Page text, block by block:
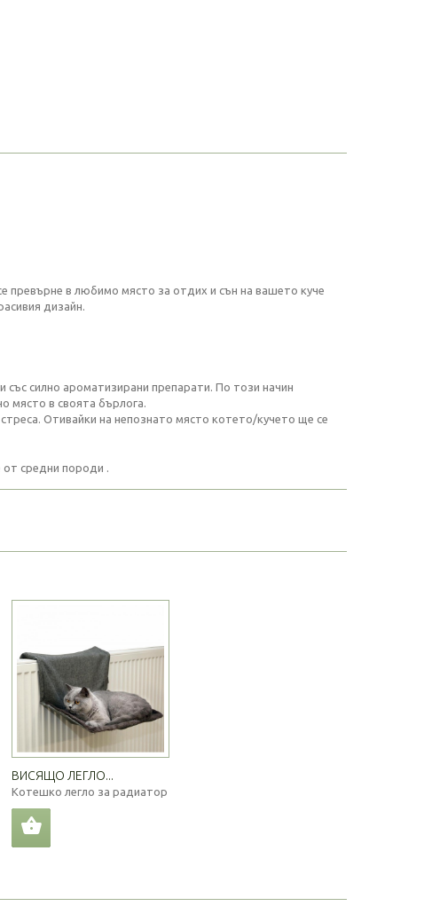
превърне в любимо място за отдих и сън на вашето куче
дизайн.
силно ароматизирани препарати. По този начин
място в своята бърлога.
Отивайки на непознато място котето/кучето ще се
от средни породи .
ВИСЯЩО ЛЕГЛО...
Котешко легло за радиатор